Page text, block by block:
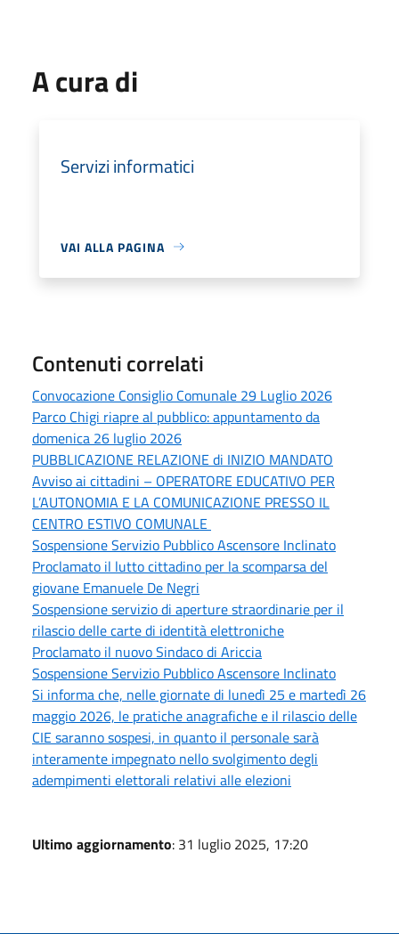
A cura di
Servizi informatici
VAI ALLA PAGINA
Contenuti correlati
Convocazione Consiglio Comunale 29 Luglio 2026
Parco Chigi riapre al pubblico: appuntamento da
domenica 26 luglio 2026
PUBBLICAZIONE RELAZIONE di INIZIO MANDATO
Avviso ai cittadini – OPERATORE EDUCATIVO PER
L’AUTONOMIA E LA COMUNICAZIONE PRESSO IL
CENTRO ESTIVO COMUNALE
Sospensione Servizio Pubblico Ascensore Inclinato
Proclamato il lutto cittadino per la scomparsa del
giovane Emanuele De Negri
Sospensione servizio di aperture straordinarie per il
rilascio delle carte di identità elettroniche
Proclamato il nuovo Sindaco di Ariccia
Sospensione Servizio Pubblico Ascensore Inclinato
Si informa che, nelle giornate di lunedì 25 e martedì 26
maggio 2026, le pratiche anagrafiche e il rilascio delle
CIE saranno sospesi, in quanto il personale sarà
interamente impegnato nello svolgimento degli
adempimenti elettorali relativi alle elezioni
Ultimo aggiornamento: 31 luglio 2025, 17:20